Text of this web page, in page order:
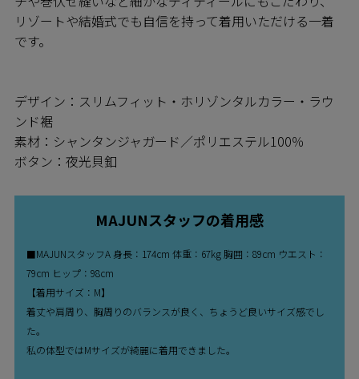
リゾートや結婚式でも自信を持って着用いただける一着
です。
デザイン：スリムフィット・ホリゾンタルカラー・ラウ
ンド裾
素材：シャンタンジャガード／ポリエステル100％
ボタン：夜光貝釦
MAJUNスタッフの着用感
■MAJUNスタッフA 身長：174cm 体重：67kg 胸囲：89cm ウエスト：
79cm ヒップ：98cm
【着用サイズ：M】
着丈や肩周り、胸周りのバランスが良く、ちょうど良いサイズ感でし
た。
私の体型ではMサイズが綺麗に着用できました。